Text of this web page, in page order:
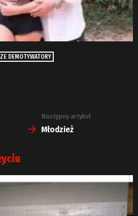
DEMOTYWATORY
Następny artykuł
Młodzież